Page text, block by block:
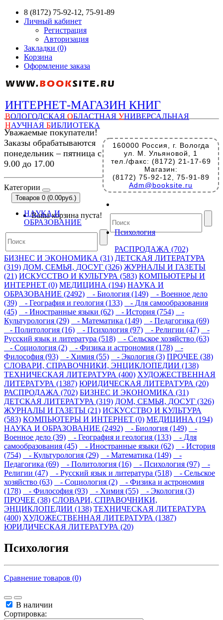
8 (8172) 75-92-12, 75-91-89
Личный кабинет
Регистрация
Авторизация
Закладки (0)
Корзина
Оформление заказа
ИНТЕРНЕТ-МАГАЗИН КНИГ
ВОЛОГОДСКАЯ ОБЛАСТНАЯ УНИВЕРСАЛЬНАЯ
НАУЧНАЯ БИБЛИОТЕКА
160000 Россия, г. Вологда
ул. М. Ульяновой, 1
тел./факс: (8172) 21-17-69
Магазин:
(8172) 75-92-12, 75-91-89
Adm@booksite.ru
Уважаемые покупатели!
Заказы обрабатываются
понедельник – пятница с
9.00 до 17.00
Категории
Товаров 0 (0.00руб.)
Ваша корзина пуста!
НАУКА И
ОБРАЗОВАНИЕ
Психология
РАСПРОДАЖА (702)
БИЗНЕС И ЭКОНОМИКА (31) ДЕТСКАЯ ЛИТЕРАТУРА
(319) ДОМ, СЕМЬЯ, ДОСУГ (326) ЖУРНАЛЫ И ГАЗЕТЫ
(21) ИСКУССТВО И КУЛЬТУРА (583) КОМПЬЮТЕРЫ И
ИНТЕРНЕТ (0) МЕДИЦИНА (194) НАУКА И
ОБРАЗОВАНИЕ (2492)
- Биология (149)
- Военное дело
(39)
- География и геология (133)
- Для самообразования
(45)
- Иностранные языки (62) - История (754)
-
Культурология (29)
- Математика (149)
- Педагогика (69)
- Политология (16)
- Психология (97) - Религии (47)
-
Русский язык и литература (518)
- Сельское хозяйство (63)
- Социология (2)
- Физика и астрономия (178)
-
Философия (93)
- Химия (55) - Экология (3) ПРОЧЕЕ (38)
СЛОВАРИ, СПРАВОЧНИКИ, ЭНЦИКЛОПЕДИИ (138)
ТЕХНИЧЕСКАЯ ЛИТЕРАТУРА (400) ХУДОЖЕСТВЕННАЯ
ЛИТЕРАТУРА (1387) ЮРИДИЧЕСКАЯ ЛИТЕРАТУРА (20)
РАСПРОДАЖА (702) БИЗНЕС И ЭКОНОМИКА (31)
ДЕТСКАЯ ЛИТЕРАТУРА (319) ДОМ, СЕМЬЯ, ДОСУГ (326)
ЖУРНАЛЫ И ГАЗЕТЫ (21) ИСКУССТВО И КУЛЬТУРА
(583) КОМПЬЮТЕРЫ И ИНТЕРНЕТ (0) МЕДИЦИНА (194)
НАУКА И ОБРАЗОВАНИЕ (2492)
- Биология (149)
-
Военное дело (39)
- География и геология (133)
- Для
самообразования (45)
- Иностранные языки (62)
- История
(754)
- Культурология (29) - Математика (149)
-
Педагогика (69)
- Политология (16) - Психология (97)
-
Религии (47)
- Русский язык и литература (518)
- Сельское
хозяйство (63)
- Социология (2)
- Физика и астрономия
(178)
- Философия (93) - Химия (55)
- Экология (3)
ПРОЧЕЕ (38) СЛОВАРИ, СПРАВОЧНИКИ,
ЭНЦИКЛОПЕДИИ (138) ТЕХНИЧЕСКАЯ ЛИТЕРАТУРА
(400) ХУДОЖЕСТВЕННАЯ ЛИТЕРАТУРА (1387)
ЮРИДИЧЕСКАЯ ЛИТЕРАТУРА (20)
Психология
Сравнение товаров (0)
В наличии
Сортировка: